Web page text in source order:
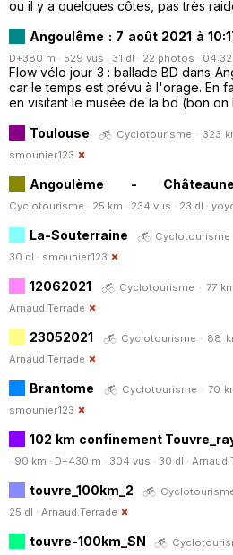
ou il y a quelques côtes, pas très
Angoulême : 7 août 2021 à
D+380 m · 529 vus · 31 dl · 22 photos · 04:32
Flow vélo jour 3 : ballade BD dans
car le temps est prévu à l'orage. En
en visitant le musée de la bd (bon
Toulouse
Cyclotourisme · 323
smounier123
Angoulème -
Cyclotourisme · 25 km · 234 vus · 23 dl ·
La-Souterraine
Cyclotourisme
30 dl · smounier123
12062021
Cyclotourisme · 77
Arnaud.Terrade
23052021
Cyclotourisme · 88
Arnaud.Terrade
Brantome
Cyclotourisme · 70
smounier123
102 km confinement
· 90 km · D+430 m · 304 vus · 30 dl ·
touvre_100km_2
25 dl · Arnaud.Terrade
touvre-100km_SN